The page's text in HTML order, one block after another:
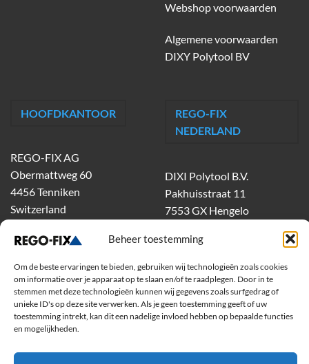
Beheer toestemming
Om de beste ervaringen te bieden, gebruiken wij technologieën zoals cookies
om informatie over je apparaat op te slaan en/of te raadplegen. Door in te
stemmen met deze technologieën kunnen wij gegevens zoals surfgedrag of
unieke ID's op deze site verwerken. Als je geen toestemming geeft of uw
toestemming intrekt, kan dit een nadelige invloed hebben op bepaalde functies
en mogelijkheden.
Webshop voorwaarden
Algemene voorwaarden
DIXY Polytool BV
HOOFDKANTOOR
REGO-FIX AG
Obermattweg 60
4456 Tenniken
Switzerland
REGO-FIX
NEDERLAND
DIXI Polytool B.V.
Pakhuisstraat 11
7553 GX Hengelo
dixiholland@dixi.com
www.dixipolytool.com
Volg ons op Youtube
Volg ons op Linkedin